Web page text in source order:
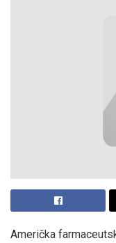
Američka